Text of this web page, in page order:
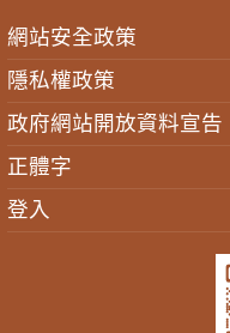
網站安全政策
隱私權政策
政府網站開放資料宣告
正體字
登入